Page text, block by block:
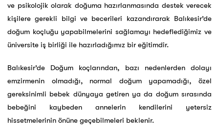
ve psikolojik olarak doğuma hazırlanmasında destek verecek
kişilere gerekli bilgi ve becerileri kazandırarak Balıkesir’de
doğum koçluğu yapabilmelerini sağlamayı hedeflediğimiz ve
üniversite iş birliği ile hazırladığımız bir eğitimdir.
Balıkesir’de Doğum koçlarından, bazı nedenlerden dolayı
emzirmenin olmadığı, normal doğum yapamadığı, özel
gereksinimli bebek dünyaya getiren ya da doğum sırasında
bebeğini kaybeden annelerin kendilerini yetersiz
hissetmelerinin önüne geçebilmeleri beklenir.